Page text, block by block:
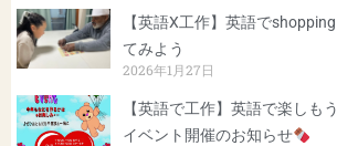
【英語X工作】英語で
てみよう
2026年1月27日
【英語で工作】英語で楽しも
イベント開催のお知らせ